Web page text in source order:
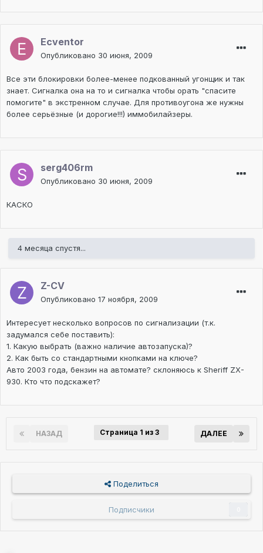
Ecventor
Опубликовано 30 июня, 2009
Все эти блокировки более-менее подкованный угонщик и так
знает. Сигналка она на то и сигналка чтобы орать "спасите
помогите" в экстренном случае. Для противоугона же нужны
более серьёзные (и дорогие!!!) иммобилайзеры.
serg406rm
Опубликовано 30 июня, 2009
КАСКО
4 месяца спустя...
Z-CV
Опубликовано 17 ноября, 2009
Интересует несколько вопросов по сигнализации (т.к.
задумался себе поставить):
1. Какую выбрать (важно наличие автозапуска)?
2. Как быть со стандартными кнопками на ключе?
Авто 2003 года, бензин на автомате? склоняюсь к Sheriff ZX-
930. Кто что подскажет?
НАЗАД ДАЛЕЕ
Страница 1 из 3
Поделиться
Подписчики